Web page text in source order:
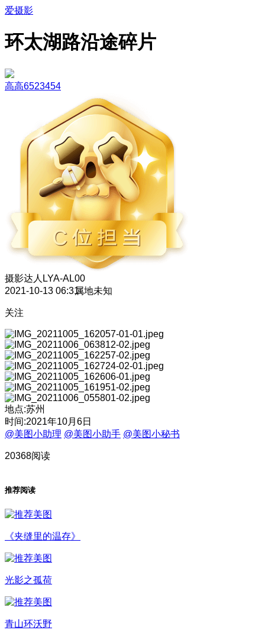
爱摄影
环太湖路沿途碎片
高高6523454
摄影达人 LYA-AL00
2021-10-13 06:31属地未知
关注
地点:苏州
时间:2021年10月6日
@美图小助理 @美图小助手 @美图小秘书
20368阅读
推荐阅读
《夹缝里的温存》
光影之孤荷
青山环沃野